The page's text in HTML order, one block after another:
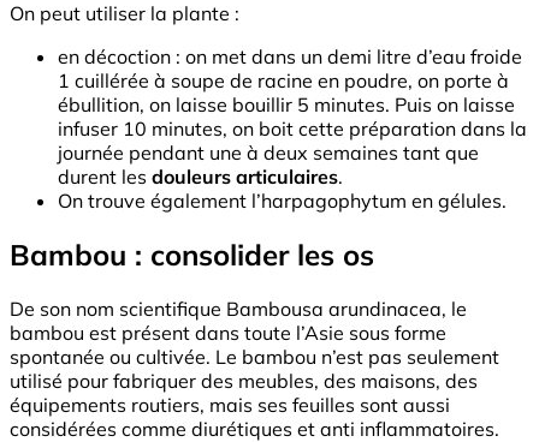
On peut utiliser la plante :
en décoction : on met dans un demi litre d’eau froide
1 cuillérée à soupe de racine en poudre, on porte à
ébullition, on laisse bouillir 5 minutes. Puis on laisse
infuser 10 minutes, on boit cette préparation dans la
journée pendant une à deux semaines tant que
durent les douleurs articulaires.
On trouve également l’harpagophytum en gélules.
Bambou : consolider les os
De son nom scientifique Bambousa arundinacea, le
bambou est présent dans toute l’Asie sous forme
spontanée ou cultivée. Le bambou n’est pas seulement
utilisé pour fabriquer des meubles, des maisons, des
équipements routiers, mais ses feuilles sont aussi
considérées comme diurétiques et anti inflammatoires.